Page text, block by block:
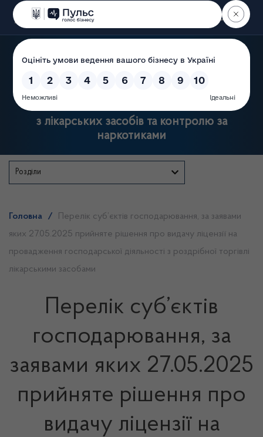
Пошук
Державна служба України
з лікарських засобів та контролю за
наркотиками
Розділи
Головна /
Перелік суб’єктів господарювання, за заявами
яких 27.05.2025 прийняте рішення про видачу ліцензії на
провадження господарської діяльності з роздрібної торгівлі
лікарськими засобами
Перелік суб’єктів
господарювання, за
заявами яких 27.05.2025
прийняте рішення про
видачу ліцензії на